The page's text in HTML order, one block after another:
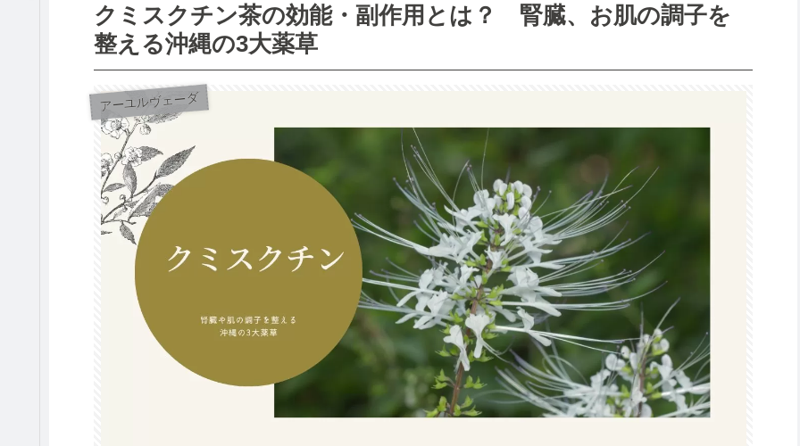
クミスクチン茶の効能・副作用とは？ 腎臓、お肌の調子を
整える沖縄の3大薬草
アーユルヴェーダ